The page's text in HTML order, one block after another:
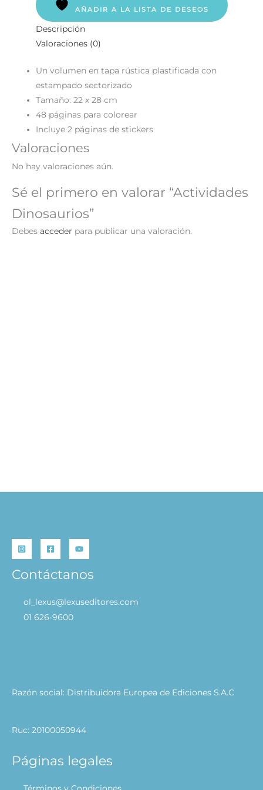
AÑADIR A LA LISTA DE DESEOS
Descripción
Valoraciones (0)
Un volumen en tapa rústica plastificada con
estampado sectorizado
Tamaño: 22 x 28 cm
48 páginas para colorear
Incluye 2 páginas de stickers
Valoraciones
No hay valoraciones aún.
Sé el primero en valorar “Actividades
Dinosaurios”
Debes acceder para publicar una valoración.
Contáctanos
ol_lexus@lexuseditores.com
01 626-9600
Razón social: Distribuidora Europea de Ediciones S.A.C
Ruc: 20100050944
Páginas legales